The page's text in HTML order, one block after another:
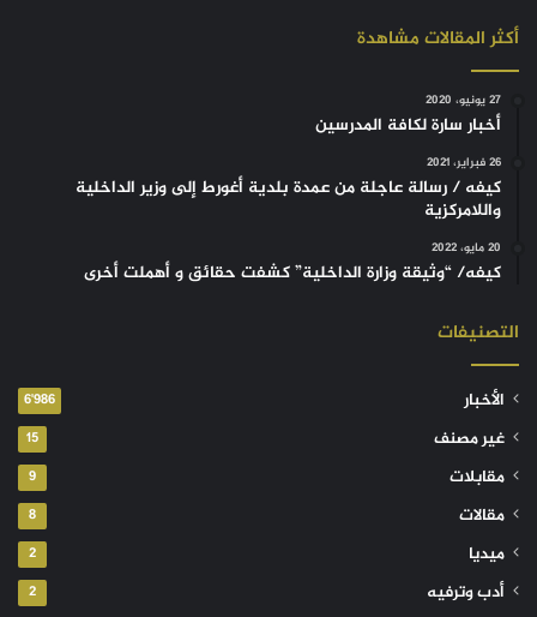
أكثر المقالات مشاهدة
27 يونيو، 2020
أخبار سارة لكافة المدرسين
26 فبراير، 2021
كيفه / رسالة عاجلة من عمدة بلدية أغورط إلى وزير الداخلية
واللامركزية
20 مايو، 2022
كيفه/ “وثيقة وزارة الداخلية” كشفت حقائق و أهملت أخرى
التصنيفات
الأخبار 6٬986
غير مصنف 15
مقابلات 9
مقالات 8
ميديا 2
أدب وترفيه 2